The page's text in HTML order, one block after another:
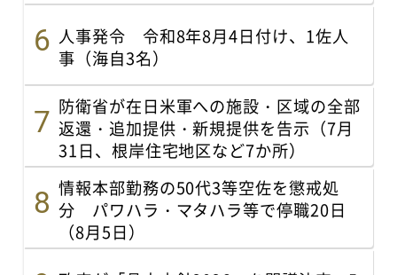
人事発令 令和8年8月4日付け、1佐人
事（海自3名）
防衛省が在日米軍への施設・区域の全部
返還・追加提供・新規提供を告示（7月
31日、根岸住宅地区など7か所）
情報本部勤務の50代3等空佐を懲戒処
分 パワハラ・マタハラ等で停職20日
（8月5日）